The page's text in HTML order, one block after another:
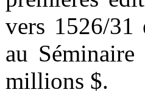
vers 1526/31
au
millions $.